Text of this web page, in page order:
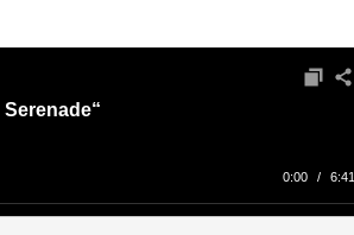
0:00 / 6:41